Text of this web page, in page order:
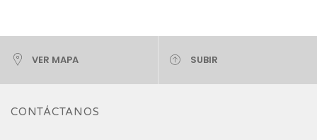
VER MAPA SUBIR
CONTÁCTANOS